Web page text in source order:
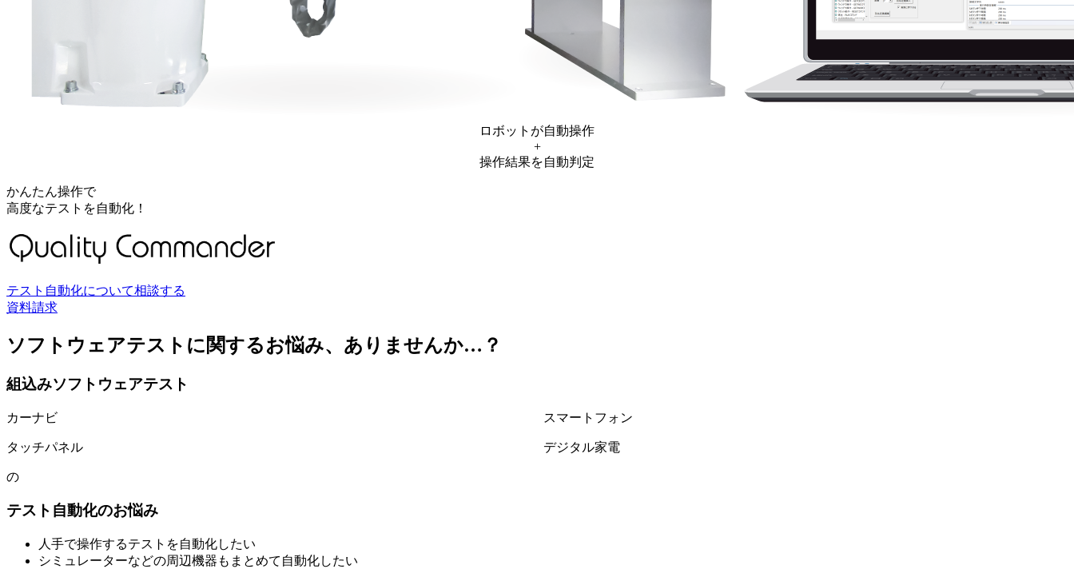
ロボットが自動操作
+
操作結果を自動判定
かんたん操作で
高度なテストを自動化！
テスト自動化について相談する
資料請求
ソフトウェアテストに関するお悩み、 ありませんか…？
組込みソフトウェアテスト
カーナビ スマートフォン
タッチパネル デジタル家電
の
テスト自動化のお悩み
人手で操作するテストを自動化したい
シミュレーターなどの周辺機器もまとめて自動化したい